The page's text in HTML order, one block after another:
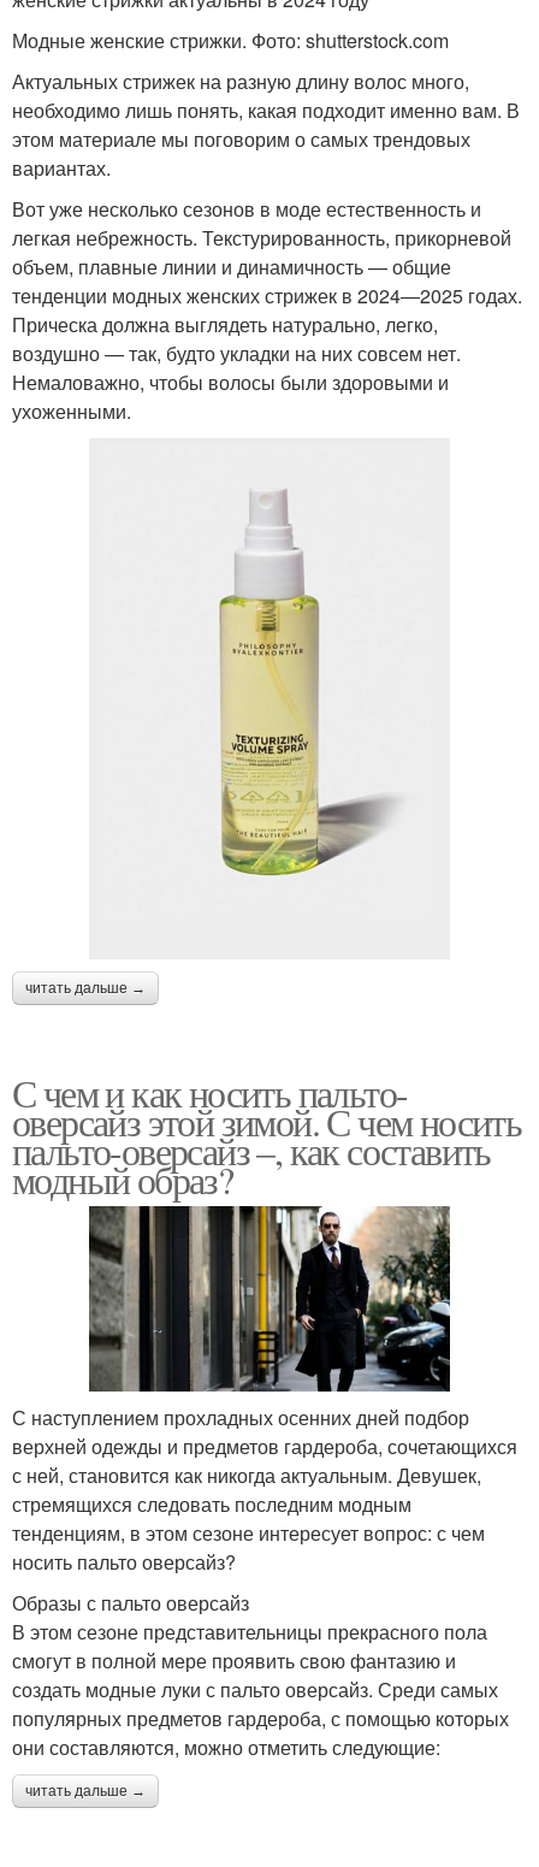
Модные женские стрижки. Фото: shutterstock.com
Актуальных стрижек на разную длину волос много,
необходимо лишь понять, какая подходит именно вам. В
этом материале мы поговорим о самых трендовых
вариантах.
Вот уже несколько сезонов в моде естественность и
легкая небрежность. Текстурированность, прикорневой
объем, плавные линии и динамичность — общие
тенденции модных женских стрижек в 2024—2025 годах.
Прическа должна выглядеть натурально, легко,
воздушно — так, будто укладки на них совсем нет.
Немаловажно, чтобы волосы были здоровыми и
ухоженными.
читать дальше →
С чем и как носить пальто-
оверсайз этой зимой. С чем носить
пальто-оверсайз –, как составить
модный образ?
С наступлением прохладных осенних дней подбор
верхней одежды и предметов гардероба, сочетающихся
с ней, становится как никогда актуальным. Девушек,
стремящихся следовать последним модным
тенденциям, в этом сезоне интересует вопрос: с чем
носить пальто оверсайз?
Образы с пальто оверсайз
В этом сезоне представительницы прекрасного пола
смогут в полной мере проявить свою фантазию и
создать модные луки с пальто оверсайз. Среди самых
популярных предметов гардероба, с помощью которых
они составляются, можно отметить следующие:
читать дальше →